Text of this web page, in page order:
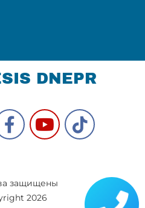
DNEPR
защищены
2026